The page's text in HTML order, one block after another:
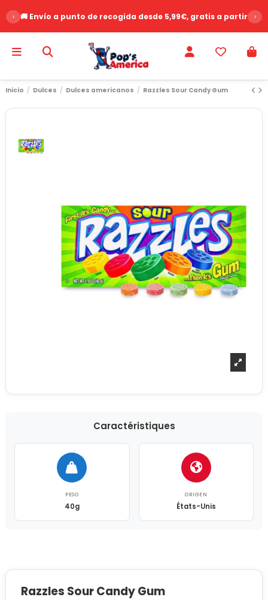
‹ 🚚 Envío a punto de recogida desde 5,99€, gratis a partir de
›
Inicio Dulces Dulces americanos Razzles Sour Candy Gum
Caractéristiques
PESO
40g
ORIGEN
États-Unis
Razzles Sour Candy Gum